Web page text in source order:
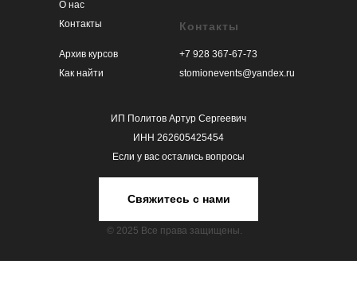
© 2025 Все права защищены.
Контакты
+7 928 367-67-73
Контакты
О нас
Архив курсов
Как найти
Свяжитесь с нами
Если у вас остались вопросы
ИП Политов Артур Сергеевич
ИНН 262605425454
stomionevents@yandex.ru